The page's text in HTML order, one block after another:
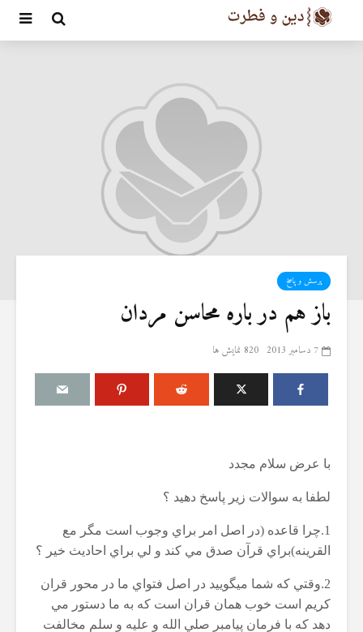
پرسش و پاسخ
باز هم در باره محاسن مردان
7 دسامبر 2013 820 نمایش ها
با عرض سلام مجدد
لطفا به سوالات زير پاسخ دهيد ؟
1.چرا قاعده (در اصل امر براي وجوب است مگر مع
القرينه)براي قرآن صدق مي کند و لي براي احاديث خير ؟
2.وقتي که شما ميگوييد در اصل فتواي ما در محور قران
کريم است خوب همان قران است که به ما دستور مي
دهد که با فرمان پيامبر صلي الله و عليه و سلم مخالفت
مقصود از «کتاب مکنون»
در آیه ۷۸ سوره واقعه
17 جولای 2026
18 نمایش ها
آیا سوراخ کردن کشتی،
کشتن آن نوجوان و ساختن
دیوار، ارتباطی با علم غیبِ
آینده داشت؟
8 جولای 2026
15 نمایش ها
اذکار قران
8 نمایش ها